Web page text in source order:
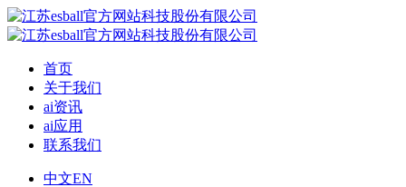
首页
关于我们
ai资讯
ai应用
联系我们
中文EN